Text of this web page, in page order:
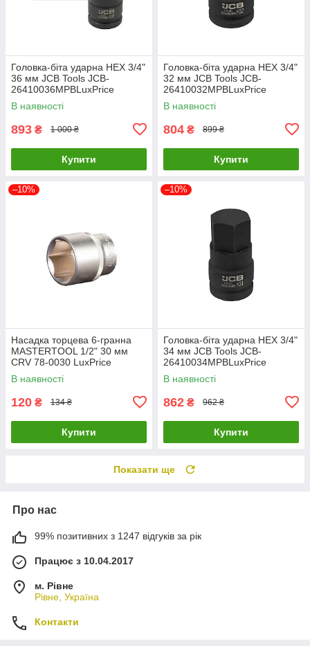
Головка-біта ударна HEX 3/4"
36 мм JCB Tools JCB-
26410036MPBLuxPrice
В наявності
893 ₴ 1 000 ₴
Купити
Головка-біта ударна HEX 3/4"
32 мм JCB Tools JCB-
26410032MPBLuxPrice
В наявності
804 ₴ 899 ₴
Купити
–10%
Насадка торцева 6-гранна
MASTERTOOL 1/2" 30 мм
CRV 78-0030 LuxPrice
В наявності
120 ₴ 134 ₴
Купити
–10%
Головка-біта ударна HEX 3/4"
34 мм JCB Tools JCB-
26410034MPBLuxPrice
В наявності
862 ₴ 962 ₴
Купити
Показати ще
Про нас
99% позитивних з 1247 відгуків за рік
Працює з 10.04.2017
м. Рівне
Рівне, Україна
Контакти